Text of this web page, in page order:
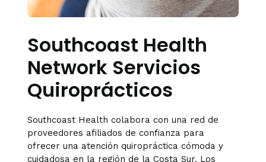
Southcoast Health
Network Servicios
Quiroprácticos
Southcoast Health colabora con una red de
proveedores afiliados de confianza para
ofrecer una atención quiropráctica cómoda y
cuidadosa en la región de la Costa Sur. Los